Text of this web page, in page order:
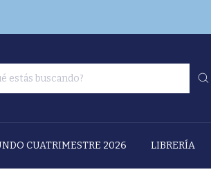
CUATRIMESTRE 2026 LIBRERÍA